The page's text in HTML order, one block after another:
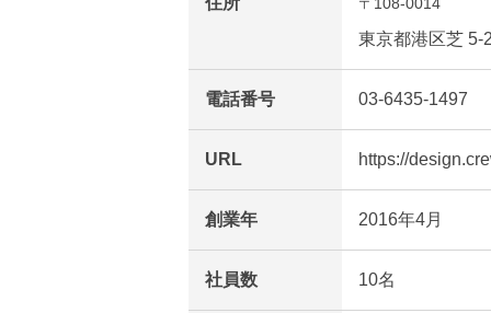
東京都港区芝 5-
電話番号 03-6435-1497
URL https://
創業年 2016年4月
社員数 10名